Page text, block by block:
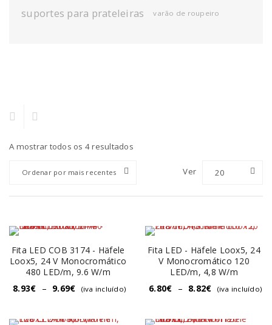
suportes para prateleiras varão de roupeiro
A mostrar todos os 4 resultados
Ordenar por mais recentes Ver 20
Fita LED COB 3174 - Häfele
Loox5, 24 V Monocromático
480 LED/m, 9.6 W/m
8.93€ – 9.69€ (iva incluído)
Fita LED - Häfele Loox5, 24
V Monocromático 120
LED/m, 4,8 W/m
6.80€ – 8.82€ (iva incluído)